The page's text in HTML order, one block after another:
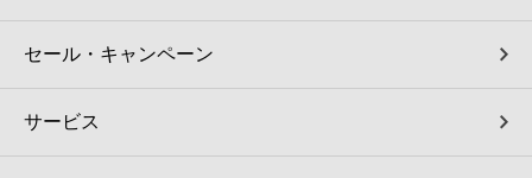
セール・キャンペーン
サービス